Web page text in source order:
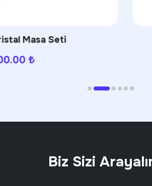
3554 French Press
Biz Sizi